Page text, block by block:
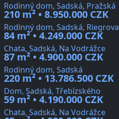
Rodinný dom, Sadská, Pražská
210 m² • 8.950.000 CZK
Rodinný dom, Sadská, Riegrova
84 m² • 4.249.000 CZK
Chata, Sadská, Na Vodrážce
87 m² • 4.900.000 CZK
Rodinný dom, Sadská
220 m² • 13.786.500 CZK
Dom, Sadská, Třebízského
59 m² • 4.190.000 CZK
Chata, Sadská, Na Vodrážce